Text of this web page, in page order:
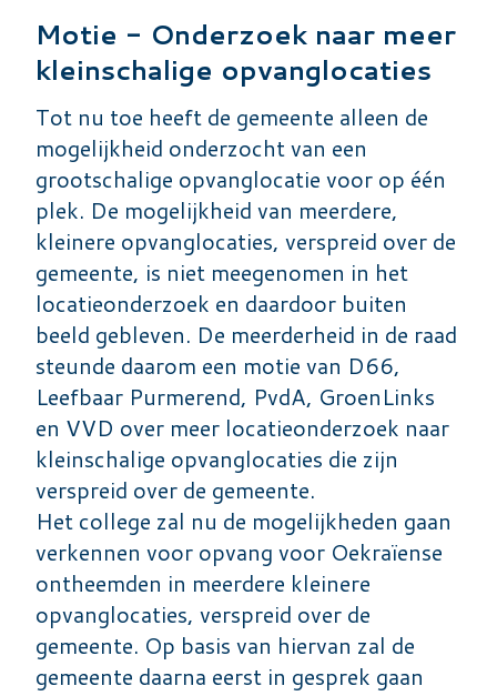
Motie - Onderzoek naar meer
kleinschalige opvanglocaties
Tot nu toe heeft de gemeente alleen de
mogelijkheid onderzocht van een
grootschalige opvanglocatie voor op één
plek. De mogelijkheid van meerdere,
kleinere opvanglocaties, verspreid over de
gemeente, is niet meegenomen in het
locatieonderzoek en daardoor buiten
beeld gebleven. De meerderheid in de raad
steunde daarom een motie van D66,
Leefbaar Purmerend, PvdA, GroenLinks
en VVD over meer locatieonderzoek naar
kleinschalige opvanglocaties die zijn
verspreid over de gemeente.
Het college zal nu de mogelijkheden gaan
verkennen voor opvang voor Oekraïense
ontheemden in meerdere kleinere
opvanglocaties, verspreid over de
gemeente. Op basis van hiervan zal de
gemeente daarna eerst in gesprek gaan